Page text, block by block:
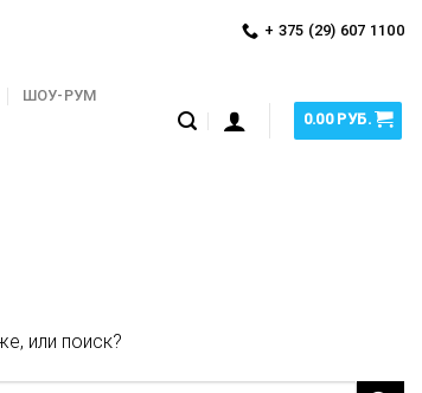
+ 375 (29) 607 1100
ШОУ-РУМ
0.00РУБ.
или поиск?